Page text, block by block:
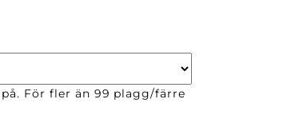
För fler än 99 plagg/färre